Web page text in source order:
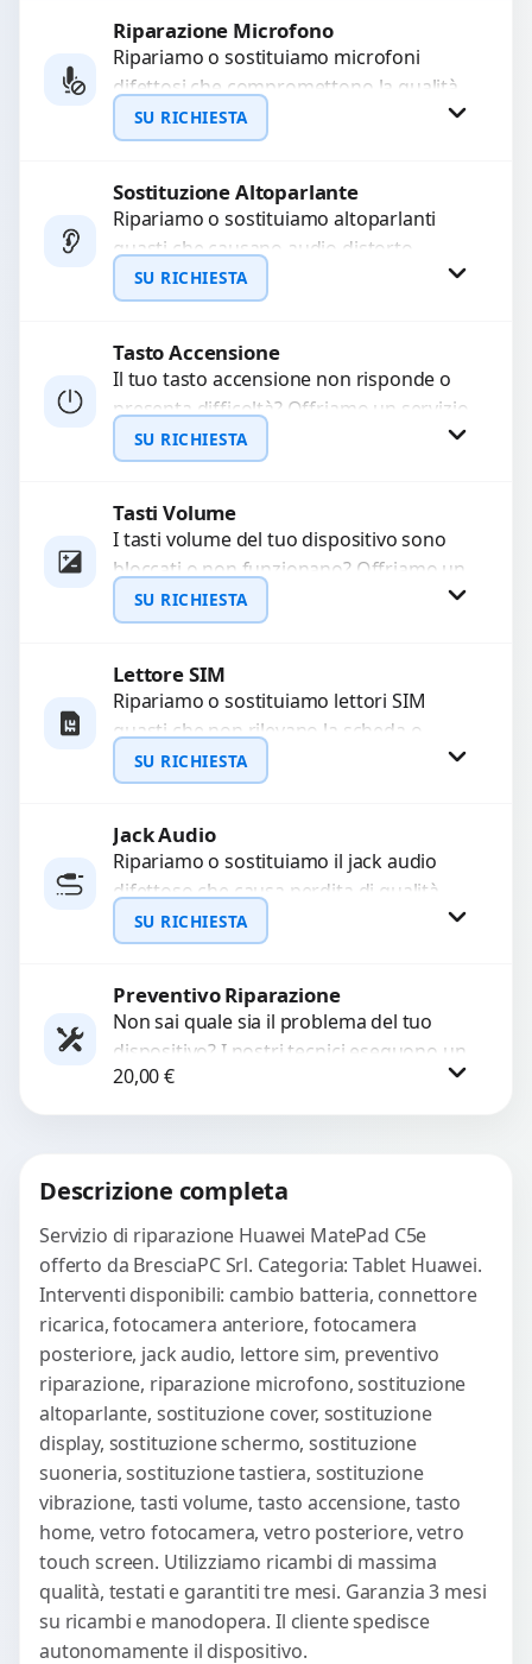
Richiedi Preventivo
WhatsApp
Riparazione Microfono
Ripariamo o sostituiamo microfoni
difettosi che compromettono la qualità
audio delle registrazioni o delle
chiamate. Diagnosi accurata e ricambi
SU RICHIESTA
Richiedi Preventivo
WhatsApp
Sostituzione Altoparlante
Ripariamo o sostituiamo altoparlanti
guasti che causano audio distorto,
basso o assente. Utilizziamo ricambi di
alta qualità garantiti per 3...
SU RICHIESTA
Richiedi Preventivo
WhatsApp
Tasto Accensione
Il tuo tasto accensione non risponde o
presenta difficoltà? Offriamo un servizio
professionale di riparazione o
sostituzione utilizzando componenti di...
SU RICHIESTA
Richiedi Preventivo
WhatsApp
Tasti Volume
I tasti volume del tuo dispositivo sono
bloccati o non funzionano? Offriamo un
servizio di riparazione o sostituzione
con ricambi...
SU RICHIESTA
Richiedi Preventivo
WhatsApp
Lettore SIM
Ripariamo o sostituiamo lettori SIM
guasti che non rilevano la scheda o
interrompono il segnale. Utilizziamo
ricambi testati e garantiti...
SU RICHIESTA
Richiedi Preventivo
WhatsApp
Jack Audio
Ripariamo o sostituiamo il jack audio
difettoso che causa perdita di qualità
sonora o impossibilità di collegare cuffie
e accessori....
SU RICHIESTA
Richiedi Preventivo
WhatsApp
Preventivo Riparazione
Non sai quale sia il problema del tuo
dispositivo? I nostri tecnici eseguono un
check-up completo con strumenti
avanzati per...
20,00€
Descrizione completa
Servizio di riparazione Huawei MatePad C5e
offerto da BresciaPC Srl. Categoria: Tablet Huawei.
Interventi disponibili: cambio batteria, connettore
ricarica, fotocamera anteriore, fotocamera
posteriore, jack audio, lettore sim, preventivo
riparazione, riparazione microfono, sostituzione
altoparlante, sostituzione cover, sostituzione
display, sostituzione schermo, sostituzione
suoneria, sostituzione tastiera, sostituzione
vibrazione, tasti volume, tasto accensione, tasto
home, vetro fotocamera, vetro posteriore, vetro
touch screen. Utilizziamo ricambi di massima
qualità, testati e garantiti tre mesi. Garanzia 3 mesi
su ricambi e manodopera. Il cliente spedisce
autonomamente il dispositivo.